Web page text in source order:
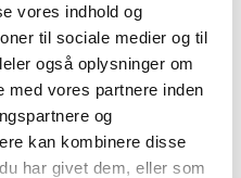
vores indhold og
til sociale medier og til
også oplysninger om
med vores partnere inden
og
kan kombinere disse
har givet dem, eller som